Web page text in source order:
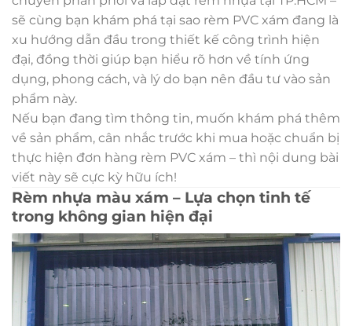
sẽ cùng bạn khám phá tại sao rèm PVC xám đang là
xu hướng dẫn đầu trong thiết kế công trình hiện
đại, đồng thời giúp bạn hiểu rõ hơn về tính ứng
dụng, phong cách, và lý do bạn nên đầu tư vào sản
phẩm này.
Nếu bạn đang tìm thông tin, muốn khám phá thêm
về sản phẩm, cân nhắc trước khi mua hoặc chuẩn bị
thực hiện đơn hàng rèm PVC xám – thì nội dung bài
viết này sẽ cực kỳ hữu ích!
Rèm nhựa màu xám – Lựa chọn tinh tế
trong không gian hiện đại